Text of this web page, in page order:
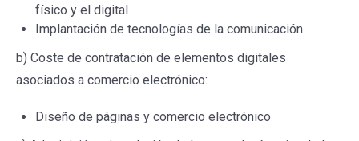
físico y el digital
Implantación de tecnologías de la comunicación
b) Coste de contratación de elementos digitales
asociados a comercio electrónico:
Diseño de páginas y comercio electrónico